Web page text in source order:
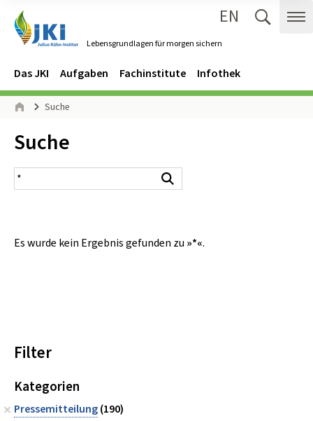
Lebensgrundlagen für morgen sichern
EN
Navigation
Hauptmenü
Das JKI Aufgaben Fachinstitute Infothek
Seitenpfad
Suche
Inhalt:
Suche
Suchergebnis
Es wurde kein Ergebnis gefunden zu »*«.
Filter
Kategorien
Pressemitteilung(190)